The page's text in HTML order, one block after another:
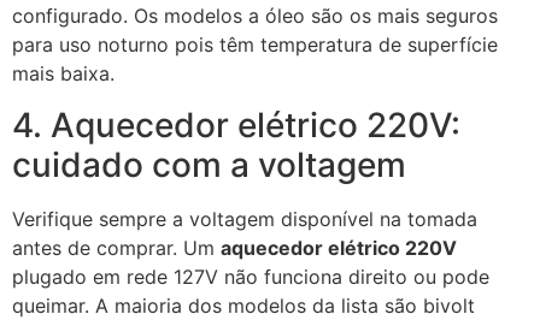
configurado. Os modelos a óleo são os mais seguros
para uso noturno pois têm temperatura de superfície
mais baixa.
4. Aquecedor elétrico 220V:
cuidado com a voltagem
Verifique sempre a voltagem disponível na tomada
antes de comprar. Um aquecedor elétrico 220V
plugado em rede 127V não funciona direito ou pode
queimar. A maioria dos modelos da lista são bivolt